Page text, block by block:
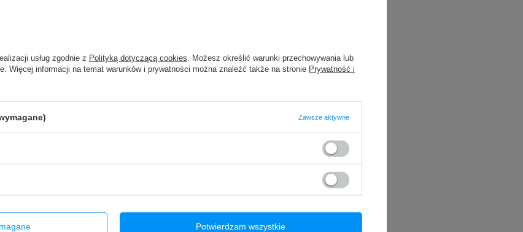
usług zgodnie z Polityką dotyczącą cookies . Możesz określić warunki przechowywania lub
Więcej informacji na temat warunków i prywatności można znaleźć także na stronie Prywatność i
Zawsze aktywne
Potwierdzam wszystkie